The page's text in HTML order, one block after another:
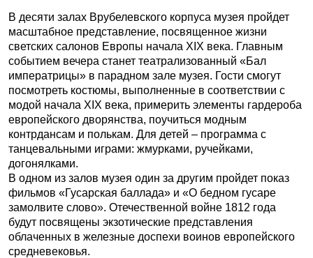
В десяти залах Врубелевского корпуса музея пройдет
масштабное представление, посвященное жизни
светских салонов Европы начала XIX века. Главным
событием вечера станет театрализованный «Бал
императрицы» в парадном зале музея. Гости смогут
посмотреть костюмы, выполненные в соответствии с
модой начала XIX века, примерить элементы гардероба
европейского дворянства, поучиться модным
контрдансам и полькам. Для детей – программа с
танцевальными играми: жмурками, ручейками,
догонялками.
В одном из залов музея один за другим пройдет показ
фильмов «Гусарская баллада» и «О бедном гусаре
замолвите слово». Отечественной войне 1812 года
будут посвящены экзотические представления
облаченных в железные доспехи воинов европейского
средневековья.